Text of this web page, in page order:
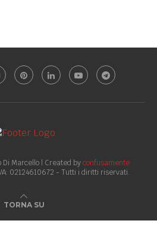
Di Marcello | Created byconfusamente
02124610672 - Tutti i diritti riservati.
TORNA SU